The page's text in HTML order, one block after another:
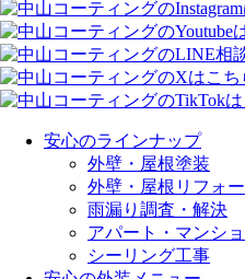
安心のラインナップ
外壁・屋根塗装
外壁・屋根リフォ
雨漏り調査・解決
アパート・マンシ
シーリング工事